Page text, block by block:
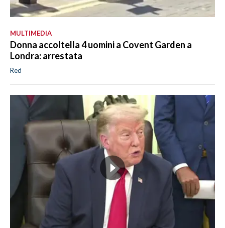
MULTIMEDIA
Donna accoltella 4 uomini a Covent Garden a
Londra: arrestata
Red